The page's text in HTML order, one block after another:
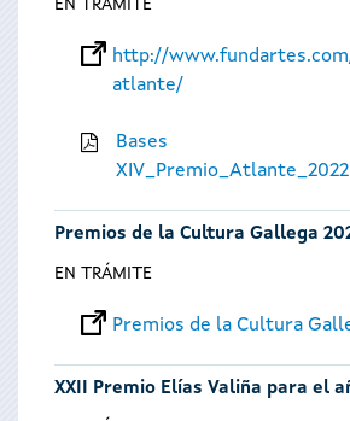
EN TRÁMITE
http://
atlante/
Bases
XIV_Premio_Atlante_2022
Premios de la Cultura Gallega
EN TRÁMITE
Premios de la Cultura
XXII Premio Elías Valiña para el